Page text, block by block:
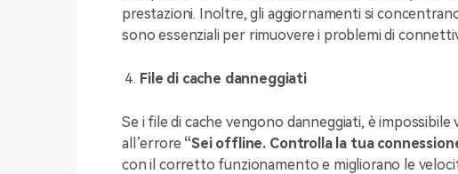
prestazioni. Inoltre, gli aggiornamenti si
sono essenziali per rimuovere i problemi di
File di cache danneggiati
Se i file di cache vengono danneggiati, è impossibile
all’errore “Sei offline. Controlla la tua
con il corretto funzionamento e migliorano le